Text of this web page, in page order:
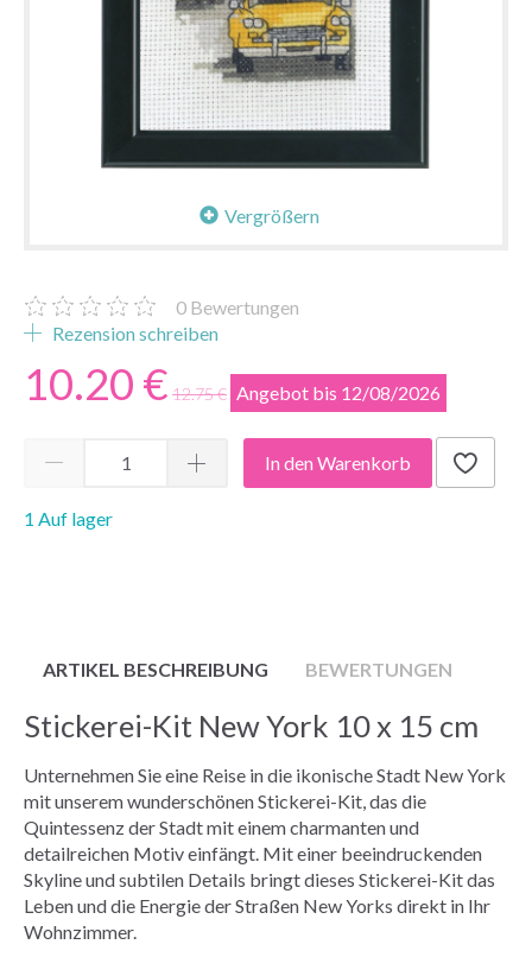
Vergrößern
0 Bewertungen
Rezension schreiben
10.20 € 12.75 € Angebot bis 12/08/2026
In den Warenkorb
1 Auf lager
ARTIKEL BESCHREIBUNG BEWERTUNGEN
Stickerei-Kit New York 10 x 15 cm
Unternehmen Sie eine Reise in die ikonische Stadt New York
mit unserem wunderschönen Stickerei-Kit, das die
Quintessenz der Stadt mit einem charmanten und
detailreichen Motiv einfängt. Mit einer beeindruckenden
Skyline und subtilen Details bringt dieses Stickerei-Kit das
Leben und die Energie der Straßen New Yorks direkt in Ihr
Wohnzimmer.